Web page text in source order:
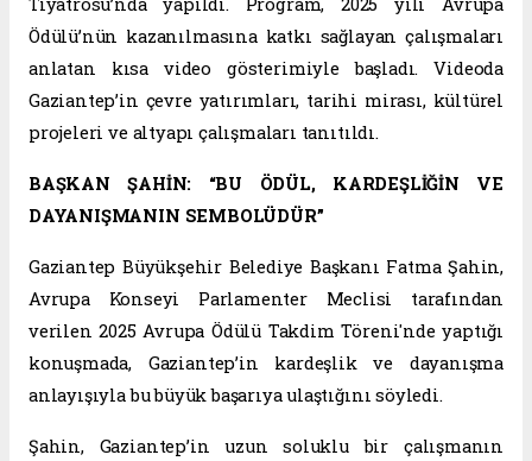
Tiyatrosu’nda yapıldı. Program, 2025 yılı Avrupa
Ödülü’nün kazanılmasına katkı sağlayan çalışmaları
anlatan kısa video gösterimiyle başladı. Videoda
Gaziantep’in çevre yatırımları, tarihi mirası, kültürel
projeleri ve altyapı çalışmaları tanıtıldı.
BAŞKAN ŞAHİN: “BU ÖDÜL, KARDEŞLİĞİN VE
DAYANIŞMANIN SEMBOLÜDÜR”
Gaziantep Büyükşehir Belediye Başkanı Fatma Şahin,
Avrupa Konseyi Parlamenter Meclisi tarafından
verilen 2025 Avrupa Ödülü Takdim Töreni'nde yaptığı
konuşmada, Gaziantep’in kardeşlik ve dayanışma
anlayışıyla bu büyük başarıya ulaştığını söyledi.
Şahin, Gaziantep’in uzun soluklu bir çalışmanın